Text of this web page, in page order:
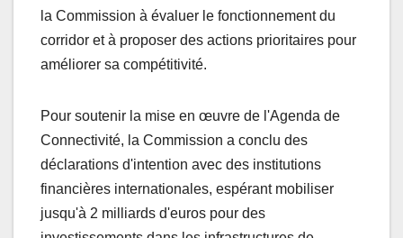
la Commission à évaluer le fonctionnement du
corridor et à proposer des actions prioritaires pour
améliorer sa compétitivité.
Pour soutenir la mise en œuvre de l'Agenda de
Connectivité, la Commission a conclu des
déclarations d'intention avec des institutions
financières internationales, espérant mobiliser
jusqu'à 2 milliards d'euros pour des